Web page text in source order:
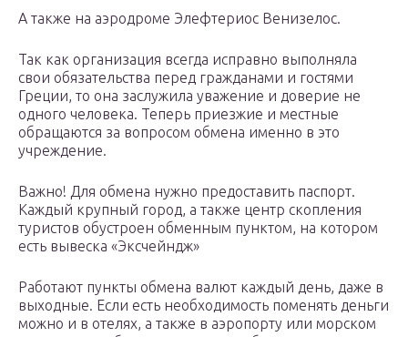
А также на аэродроме Элефтериос Венизелос.
Так как организация всегда исправно выполняла
свои обязательства перед гражданами и гостями
Греции, то она заслужила уважение и доверие не
одного человека. Теперь приезжие и местные
обращаются за вопросом обмена именно в это
учреждение.
Важно! Для обмена нужно предоставить паспорт.
Каждый крупный город, а также центр скопления
туристов обустроен обменным пунктом, на котором
есть вывеска «Эксчейндж»
Работают пункты обмена валют каждый день, даже в
выходные. Если есть необходимость поменять деньги
можно и в отелях, а также в аэропорту или морском